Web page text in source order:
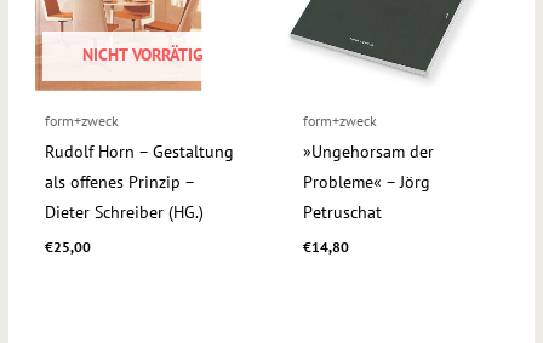
NICHT VORRÄTIG
form+zweck
Rudolf Horn – Gestaltung
als offenes Prinzip –
Dieter Schreiber (HG.)
€25,00
form+zweck
»Ungehorsam der
Probleme« – Jörg
Petruschat
€14,80